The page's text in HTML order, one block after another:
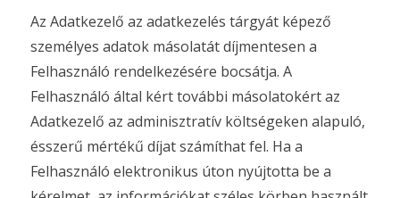
Az Adatkezelő az adatkezelés tárgyát képező
személyes adatok másolatát díjmentesen a
Felhasználó rendelkezésére bocsátja. A
Felhasználó által kért további másolatokért az
Adatkezelő az adminisztratív költségeken alapuló,
ésszerű mértékű díjat számíthat fel. Ha a
Felhasználó elektronikus úton nyújtotta be a